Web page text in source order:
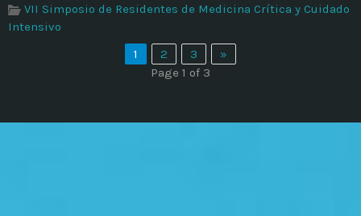
VII Simposio de Residentes de Medicina Crítica y Cuidado
Intensivo
1
2 3
»
Page 1 of 3